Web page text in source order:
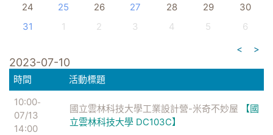
24
25 26 27 28 29
30
31
1 2 3 4 5
6
<
>
2023-07-10
時間
活動標題
10:00-
07/13
14:00
國立雲林科技大學工業設計營-米奇不妙屋
【國
立雲林科技大學 DC103C】